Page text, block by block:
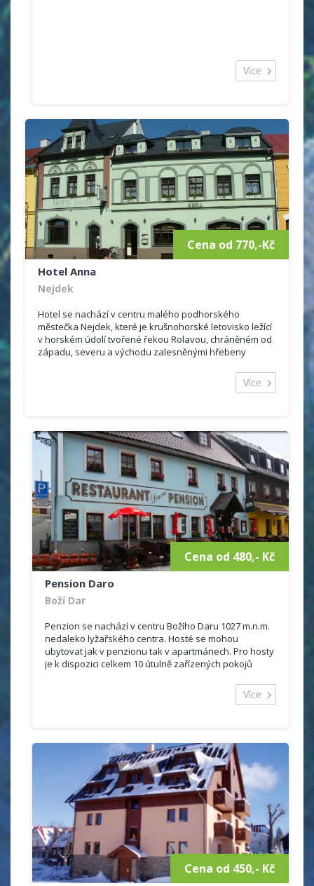
Více
Cena od 770,-Kč
Hotel Anna
Nejdek
Hotel se nachází v centru malého podhorského
městečka Nejdek, které je krušnohorské letovisko ležící
v horském údolí tvořené řekou Rolavou, chráněném od
západu, severu a východu zalesněnými hřebeny
Více
Cena od 480,- Kč
Pension Daro
Boží Dar
Penzion se nachází v centru Božího Daru 1027 m.n.m.
nedaleko lyžařského centra. Hosté se mohou
ubytovat jak v penzionu tak v apartmánech. Pro hosty
je k dispozici celkem 10 útulně zařízených pokojů
Více
Cena od 450,- Kč